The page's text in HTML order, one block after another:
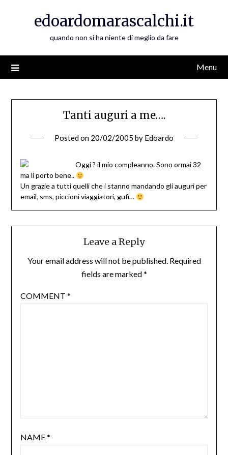
edoardomarascalchi.it
quando non si ha niente di meglio da fare
Menu
Tanti auguri a me….
Posted on 20/02/2005 by Edoardo
Oggi ? il mio compleanno. Sono ormai 32
ma li porto bene..
Un grazie a tutti quelli che i stanno mandando gli auguri per
email, sms, piccioni viaggiatori, gufi…
Leave a Reply
Your email address will not be published. Required
fields are marked*
COMMENT *
NAME*